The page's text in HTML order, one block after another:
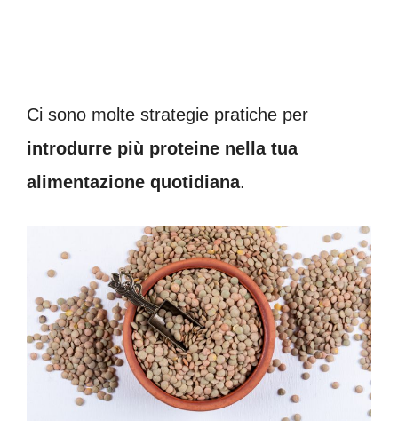
Ci sono molte strategie pratiche per
introdurre più proteine nella tua
alimentazione quotidiana.